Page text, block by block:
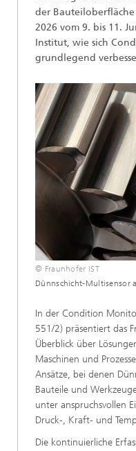
der Bauteiloberfläche
2026 vom 9. bis 11.
Institut, wie sich
grundlegend
© Fraunhofer IST
Dünnschicht-Multisensor
In der Condition
551/2) präsentiert das
Überblick über
Maschinen und
Ansätze, bei denen
Bauteile und
unter anspruchsvollen
Druck-, Kraft- und
Die kontinuierliche